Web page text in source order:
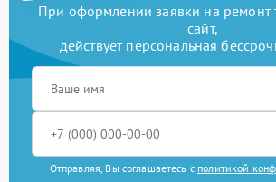
При оформлении заявки на ремонт
сайт,
действует персональная
Отправляя, Вы соглашаетесь с политикой